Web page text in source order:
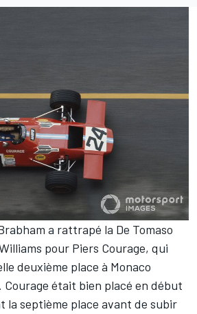
a rattrapé la De Tomaso
pour Piers Courage, qui
deuxième place à Monaco
était bien placé en début
la septième place avant de subir